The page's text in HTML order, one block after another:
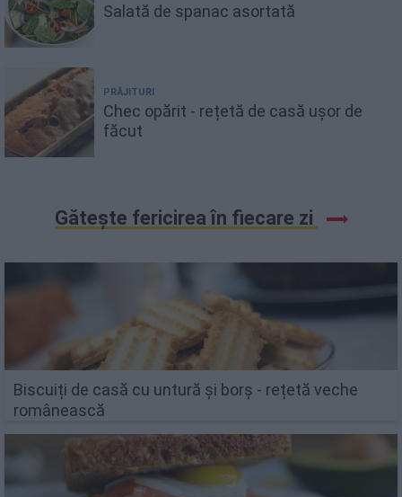
Salată de spanac asortată
PRĂJITURI
Chec opărit - rețetă de casă ușor de
făcut
Gătește fericirea în fiecare zi
Biscuiți de casă cu untură și borș - rețetă veche
românească